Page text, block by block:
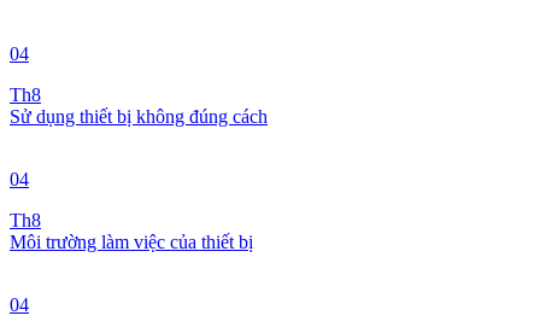
04
Th8
Sử dụng thiết bị không đúng cách
04
Th8
Môi trường làm việc của thiết bị
04